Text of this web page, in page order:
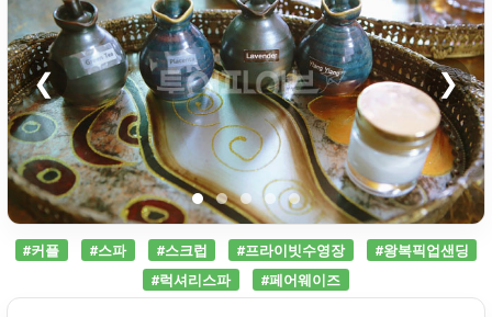
❮ ❯
#커플 #스파 #스크럽 #프라이빗수영장
#왕복픽업샌딩
#럭셔리스파
#페어웨이즈